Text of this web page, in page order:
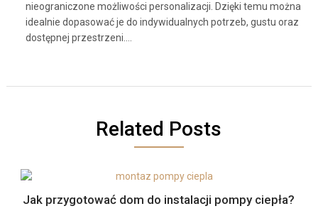
nieograniczone możliwości personalizacji. Dzięki temu można
idealnie dopasować je do indywidualnych potrzeb, gustu oraz
dostępnej przestrzeni.…
Related Posts
Jak przygotować dom do instalacji pompy ciepła?